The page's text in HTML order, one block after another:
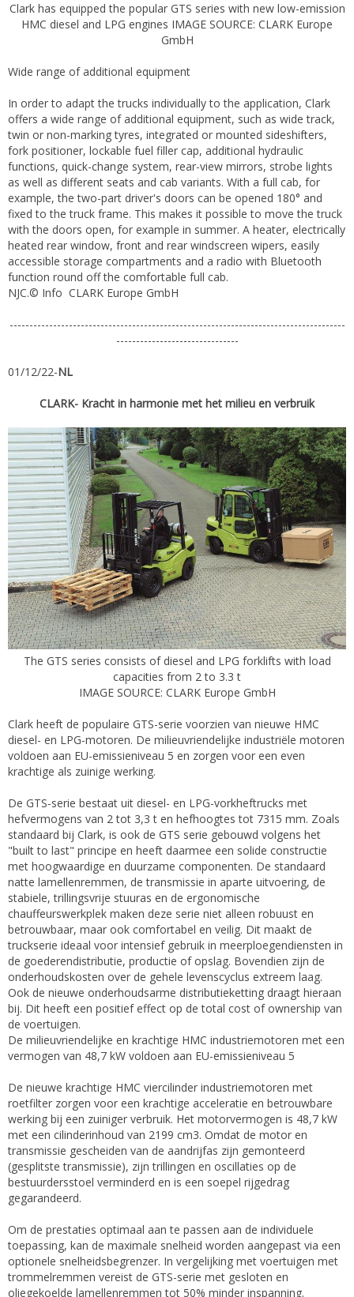
Clark has equipped the popular GTS series with new low-emission
HMC diesel and LPG engines IMAGE SOURCE: CLARK Europe
GmbH
Wide range of additional equipment
In order to adapt the trucks individually to the application, Clark
offers a wide range of additional equipment, such as wide track,
twin or non-marking tyres, integrated or mounted sideshifters,
fork positioner, lockable fuel filler cap, additional hydraulic
functions, quick-change system, rear-view mirrors, strobe lights
as well as different seats and cab variants. With a full cab, for
example, the two-part driver's doors can be opened 180° and
fixed to the truck frame. This makes it possible to move the truck
with the doors open, for example in summer. A heater, electrically
heated rear window, front and rear windscreen wipers, easily
accessible storage compartments and a radio with Bluetooth
function round off the comfortable full cab.
NJC.© Info CLARK Europe GmbH
-------------------------------------------------------------------------------------
-------------------------------
01/12/22-NL
CLARK- Kracht in harmonie met het milieu en verbruik
The GTS series consists of diesel and LPG forklifts with load
capacities from 2 to 3.3 t
IMAGE SOURCE: CLARK Europe GmbH
Clark heeft de populaire GTS-serie voorzien van nieuwe HMC
diesel- en LPG-motoren. De milieuvriendelijke industriële motoren
voldoen aan EU-emissieniveau 5 en zorgen voor een even
krachtige als zuinige werking.
De GTS-serie bestaat uit diesel- en LPG-vorkheftrucks met
hefvermogens van 2 tot 3,3 t en hefhoogtes tot 7315 mm. Zoals
standaard bij Clark, is ook de GTS serie gebouwd volgens het
"built to last" principe en heeft daarmee een solide constructie
met hoogwaardige en duurzame componenten. De standaard
natte lamellenremmen, de transmissie in aparte uitvoering, de
stabiele, trillingsvrije stuuras en de ergonomische
chauffeurswerkplek maken deze serie niet alleen robuust en
betrouwbaar, maar ook comfortabel en veilig. Dit maakt de
truckserie ideaal voor intensief gebruik in meerploegendiensten in
de goederendistributie, productie of opslag. Bovendien zijn de
onderhoudskosten over de gehele levenscyclus extreem laag.
Ook de nieuwe onderhoudsarme distributieketting draagt ​​hieraan
bij. Dit heeft een positief effect op de total cost of ownership van
de voertuigen.
De milieuvriendelijke en krachtige HMC industriemotoren met een
vermogen van 48,7 kW voldoen aan EU-emissieniveau 5
De nieuwe krachtige HMC viercilinder industriemotoren met
roetfilter zorgen voor een krachtige acceleratie en betrouwbare
werking bij een zuiniger verbruik. Het motorvermogen is 48,7 kW
met een cilinderinhoud van 2199 cm3. Omdat de motor en
transmissie gescheiden van de aandrijfas zijn gemonteerd
(gesplitste transmissie), zijn trillingen en oscillaties op de
bestuurdersstoel verminderd en is een soepel rijgedrag
gegarandeerd.
Om de prestaties optimaal aan te passen aan de individuele
toepassing, kan de maximale snelheid worden aangepast via een
optionele snelheidsbegrenzer. In vergelijking met voertuigen met
trommelremmen vereist de GTS-serie met gesloten en
oliegekoelde lamellenremmen tot 50% minder inspanning.